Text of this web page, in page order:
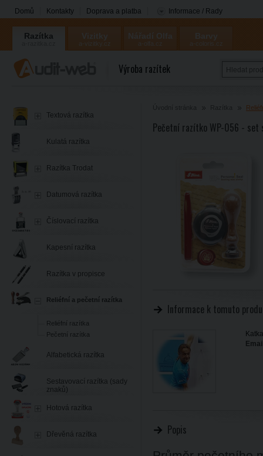
Domů Kontakty Doprava a platba Informace / Rady
Razítka
a-vizitky.cz
Coloris
Výroba razítek
Pečetní razítko WP-056 - set
Informace k tomuto
Popis
Textová razítka
Kulatá razítka
Razítka Trodat
Datumová razítka
Číslovací razítka
Kapesní razítka
Razítka v propisce
Reliéfní a pečetní razítka
Reliéfní razítka
Pečetní razítka
Alfabetická razítka
Sestavovací razítka (sady
znaků)
Hotová razítka
Dřevěná razítka